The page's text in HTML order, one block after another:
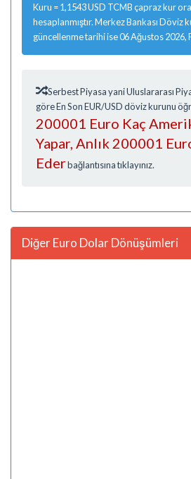
Kuru = 1,1543 USD TCMB çapraz kur
hesaplanmıştır. Merkez Bankası Döviz
güncellenme tarihi ise 06 Ağustos 2026,
Serbest Piyasa yani Uluslararası
göre En Son EUR/USD döviz kurunu
200001 Euro Kaç
Yapar, Anlık 200001
Ederbağlantısına tıklayınız.
Diğer Euro Dolar Dönüşümleri